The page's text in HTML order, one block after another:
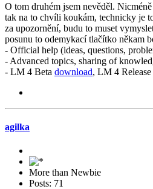
O tom druhém jsem nevěděl.
tak na to chvíli koukám, technicky je
za upozornění, budu to muset
posunu to odemykací tlačítko někam
- Official help (ideas, questions,
- Advanced topics, sharing of
- LM 4 Beta download, LM 4 Release
agilka
More than Newbie
Posts: 71